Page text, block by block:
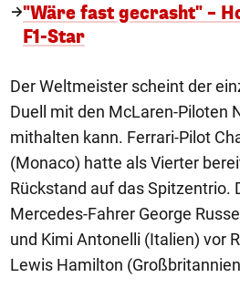
"Wäre fast gecrasht" –
F1-Star
Der Weltmeister scheint der
Duell mit den McLaren-Piloten
mithalten kann. Ferrari-Pilot
(Monaco) hatte als Vierter
Rückstand auf das Spitzentrio.
Mercedes-Fahrer George
und Kimi Antonelli (Italien) vor
Lewis Hamilton